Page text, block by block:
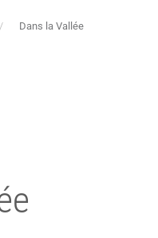
Dans la Vallée